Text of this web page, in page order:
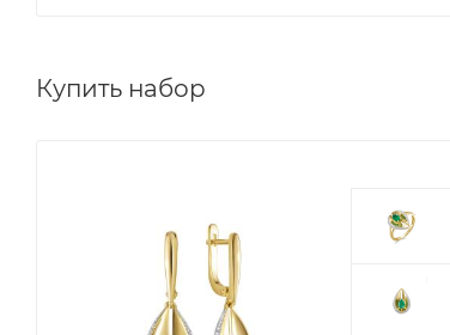
Купить набор